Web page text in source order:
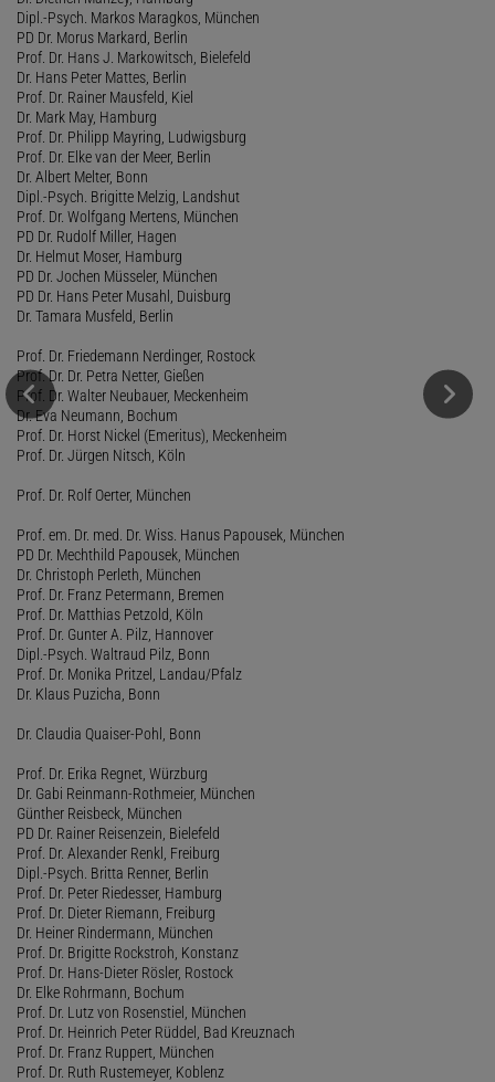
Dipl.-Psych. Markos Maragkos, München
PD Dr. Morus Markard, Berlin
Prof. Dr. Hans J. Markowitsch, Bielefeld
Dr. Hans Peter Mattes, Berlin
Prof. Dr. Rainer Mausfeld, Kiel
Dr. Mark May, Hamburg
Prof. Dr. Philipp Mayring, Ludwigsburg
Prof. Dr. Elke van der Meer, Berlin
Dr. Albert Melter, Bonn
Dipl.-Psych. Brigitte Melzig, Landshut
Prof. Dr. Wolfgang Mertens, München
PD Dr. Rudolf Miller, Hagen
Dr. Helmut Moser, Hamburg
PD Dr. Jochen Müsseler, München
PD Dr. Hans Peter Musahl, Duisburg
Dr. Tamara Musfeld, Berlin
Prof. Dr. Friedemann Nerdinger, Rostock
Prof. Dr. Dr. Petra Netter, Gießen
Prof. Dr. Walter Neubauer, Meckenheim
Dr. Eva Neumann, Bochum
Prof. Dr. Horst Nickel (Emeritus), Meckenheim
Prof. Dr. Jürgen Nitsch, Köln
Prof. Dr. Rolf Oerter, München
Prof. em. Dr. med. Dr. Wiss. Hanus Papousek, München
PD Dr. Mechthild Papousek, München
Dr. Christoph Perleth, München
Prof. Dr. Franz Petermann, Bremen
Prof. Dr. Matthias Petzold, Köln
Prof. Dr. Gunter A. Pilz, Hannover
Dipl.-Psych. Waltraud Pilz, Bonn
Prof. Dr. Monika Pritzel, Landau/Pfalz
Dr. Klaus Puzicha, Bonn
Dr. Claudia Quaiser-Pohl, Bonn
Prof. Dr. Erika Regnet, Würzburg
Dr. Gabi Reinmann-Rothmeier, München
Günther Reisbeck, München
PD Dr. Rainer Reisenzein, Bielefeld
Prof. Dr. Alexander Renkl, Freiburg
Dipl.-Psych. Britta Renner, Berlin
Prof. Dr. Peter Riedesser, Hamburg
Prof. Dr. Dieter Riemann, Freiburg
Dr. Heiner Rindermann, München
Prof. Dr. Brigitte Rockstroh, Konstanz
Prof. Dr. Hans-Dieter Rösler, Rostock
Dr. Elke Rohrmann, Bochum
Prof. Dr. Lutz von Rosenstiel, München
Prof. Dr. Heinrich Peter Rüddel, Bad Kreuznach
Prof. Dr. Franz Ruppert, München
Prof. Dr. Ruth Rustemeyer, Koblenz